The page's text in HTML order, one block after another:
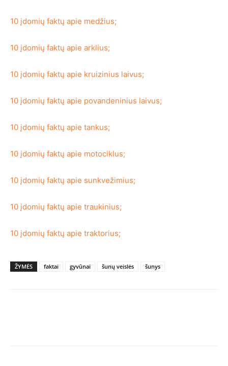
10 įdomių faktų apie medžius;
10 įdomių faktų apie arklius;
10 įdomių faktų apie kruizinius laivus;
10 įdomių faktų apie povandeninius laivus;
10 įdomių faktų apie tankus;
10 įdomių faktų apie motociklus;
10 įdomių faktų apie sunkvežimius;
10 įdomių faktų apie traukinius;
10 įdomių faktų apie traktorius;
ŽYMĖS faktai gyvūnai šunų veislės šunys